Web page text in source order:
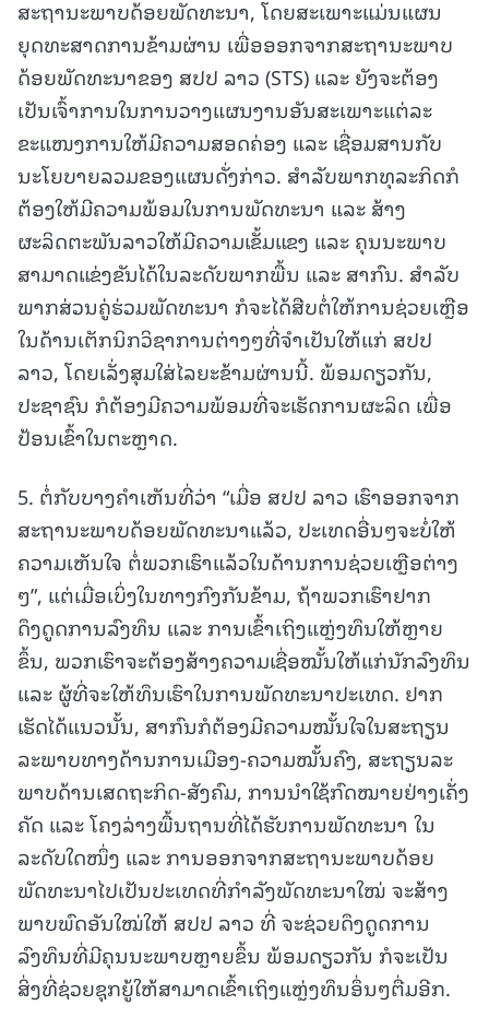
ສະຖານະພາບດ້ອຍພັດທະນາ, ໂດຍສະເພາະແມ່ນແຜນ
ຍຸດທະສາດການຂ້າມຜ່ານ ເພື່ອອອກຈາກສະຖານະພາບ
ດ້ອຍພັດທະນາຂອງ ສປປ ລາວ (STS) ແລະ ຍັງຈະຕ້ອງ
ເປັນເຈົ້າການໃນການວາງແຜນງານອັນສະເພາະແຕ່ລະ
ຂະແໜງການໃຫ້ມີຄວາມສອດຄ່ອງ ແລະ ເຊື່ອມສານກັບ
ນະໂຍບາຍລວມຂອງແຜນດັ່ງກ່າວ. ສໍາລັບພາກທຸລະກິດກໍ
ຕ້ອງໃຫ້ມີຄວາມພ້ອມໃນການພັດທະນາ ແລະ ສ້າງ
ຜະລິດຕະພັນລາວໃຫ້ມີຄວາມເຂັ້ມແຂງ ແລະ ຄຸນນະພາບ
ສາມາດແຂ່ງຂັນໄດ້ໃນລະດັບພາກພື້ນ ແລະ ສາກົນ. ສໍາລັບ
ພາກສ່ວນຄູ່ຮ່ວມພັດທະນາ ກໍຈະໄດ້ສືບຕໍ່ໃຫ້ການຊ່ວຍເຫຼືອ
ໃນດ້ານເຕັກນິກວິຊາການຕ່າງໆທີ່ຈຳເປັນໃຫ້ແກ່ ສປປ
ລາວ, ໂດຍເລັ່ງສຸມໃສ່ໄລຍະຂ້າມຜ່ານນີ້. ພ້ອມດຽວກັນ,
ປະຊາຊົນ ກໍຕ້ອງມີຄວາມພ້ອມທີ່ຈະເຮັດການຜະລິດ ເພື່ອ
ປ້ອນເຂົ້າໃນຕະຫຼາດ.
5. ຕໍ່ກັບບາງຄໍາເຫັນທີ່ວ່າ “ເມື່ອ ສປປ ລາວ ເຮົາອອກຈາກ
ສະຖານະພາບດ້ອຍພັດທະນາແລ້ວ, ປະເທດອື່ນໆຈະບໍ່ໃຫ້
ຄວາມເຫັນໃຈ ຕໍ່ພວກເຮົາແລ້ວໃນດ້ານການຊ່ວຍເຫຼືອຕ່າງ
ໆ”, ແຕ່ເມື່ອເບິ່ງໃນທາງກົງກັນຂ້າມ, ຖ້າພວກເຮົາຢາກ
ດຶງດູດການລົງທຶນ ແລະ ການເຂົ້າເຖິງແຫຼ່ງທຶນໃຫ້ຫຼາຍ
ຂຶ້ນ, ພວກເຮົາຈະຕ້ອງສ້າງຄວາມເຊື່ອໝັ້ນໃຫ້ແກ່ນັກລົງທຶນ
ແລະ ຜູ້ທີ່ຈະໃຫ້ທຶນເຮົາໃນການພັດທະນາປະເທດ. ຢາກ
ເຮັດໄດ້ແນວນັ້ນ, ສາກົນກໍຕ້ອງມີຄວາມໝັ້ນໃຈໃນສະຖຽນ
ລະພາບທາງດ້ານການເມືອງ-ຄວາມໝັ້ນຄົງ, ສະຖຽນລະ
ພາບດ້ານເສດຖະກິດ-ສັງຄົມ, ການນໍາໃຊ້ກົດໝາຍຢ່າງເຄັ່ງ
ຄັດ ແລະ ໂຄງລ່າງພື້ນຖານທີ່ໄດ້ຮັບການພັດທະນາ ໃນ
ລະດັບໃດໜຶ່ງ ແລະ ການອອກຈາກສະຖານະພາບດ້ອຍ
ພັດທະນາໄປເປັນປະເທດທີ່ກໍາລັງພັດທະນາໃໝ່ ຈະສ້າງ
ພາບພົດອັນໃໝ່ໃຫ້ ສປປ ລາວ ທີ່ ຈະຊ່ວຍດຶງດູດການ
ລົງທຶນທີ່ມີຄຸນນະພາບຫຼາຍຂຶ້ນ ພ້ອມດຽວກັນ ກໍຈະເປັນ
ສິ່ງທີ່ຊ່ວຍຊຸກຍູ້ໃຫ້ສາມາດເຂົ້າເຖິງແຫຼ່ງທຶນອຶ່ນໆຕື່ມອີກ.